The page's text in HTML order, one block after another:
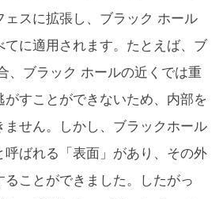
ェスに拡張し、ブラック ホール
てに適用されます。たとえば、ブ
、ブラック ホールの近くでは重
がすことができないため、内部を
ません。しかし、ブラックホール
呼ばれる「表面」があり、その外
ことができました。したがっ